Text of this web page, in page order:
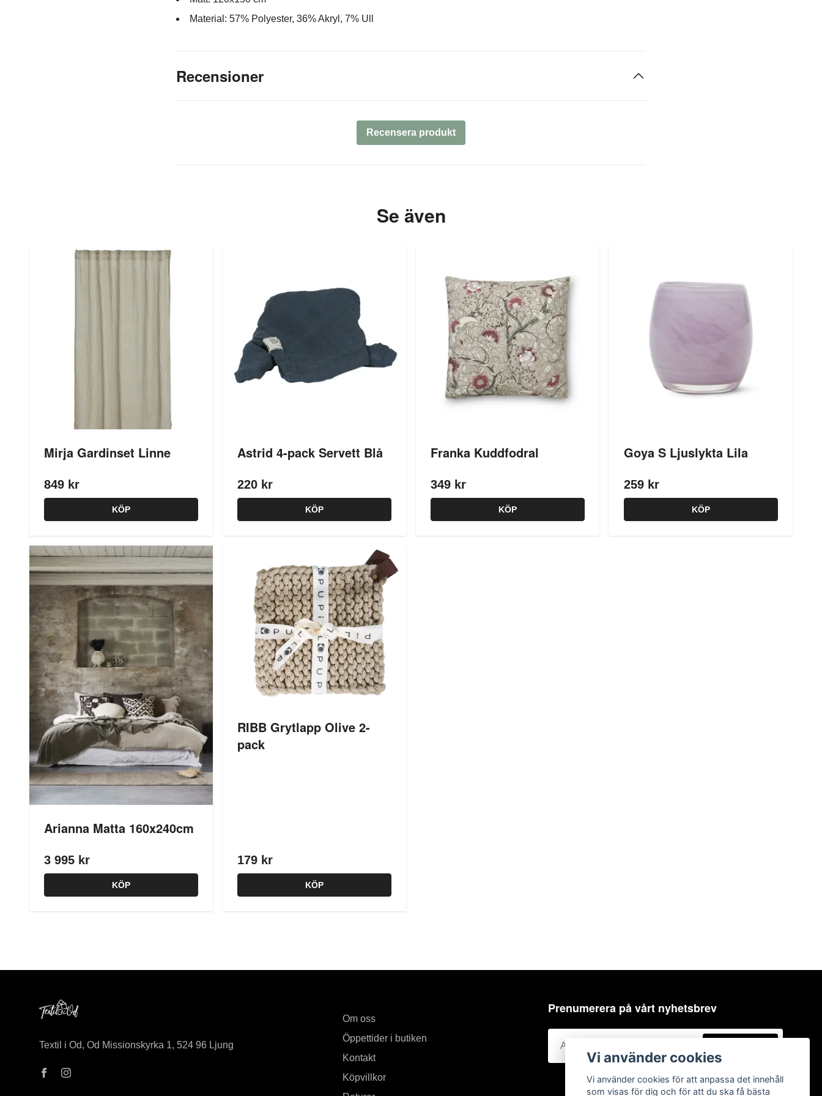
Material: 57% Polyester, 36% Akryl, 7% Ull
Recensioner
Recensera produkt
Se även
Mirja Gardinset Linne
849 kr
KÖP
Astrid 4-pack Servett Blå
220 kr
KÖP
Franka Kuddfodral
349 kr
KÖP
Goya S Ljuslykta Lila
259 kr
KÖP
Arianna Matta 160x240cm
3 995 kr
KÖP
RIBB Grytlapp Olive 2-
pack
179 kr
KÖP
Textil i Od, Od Missionskyrka 1, 524 96 Ljung
Om oss
Öppettider i butiken
Kontakt
Köpvillkor
Prenumerera på vårt nyhetsbrev
Vi använder cookies
Vi använder cookies för att anpassa det innehåll
som visas för dig och för att du ska få bästa